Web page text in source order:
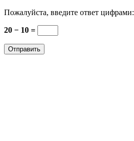
Пожалуйста, введите ответ цифрами:
20 − 10 =